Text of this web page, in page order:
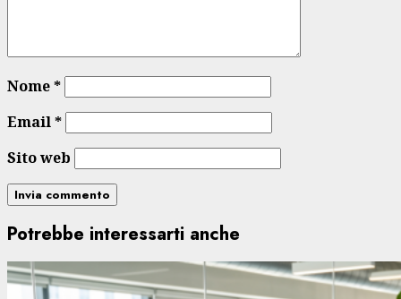
Nome*
Email*
Sito web
Potrebbe interessarti anche